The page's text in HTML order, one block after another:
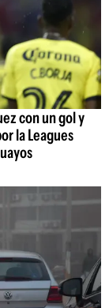
con un gol y
la Leagues